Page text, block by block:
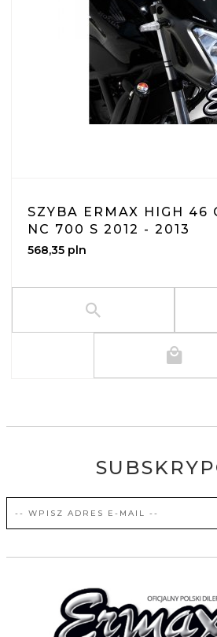
SZYBA ERMAX HIGH 46
NC 700 S 2012 - 2013
568,35 pln